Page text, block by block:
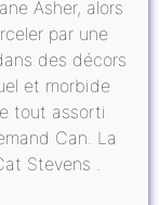
Asher, alors
par une
des décors
et morbide
tout assorti
Can. La
Stevens .